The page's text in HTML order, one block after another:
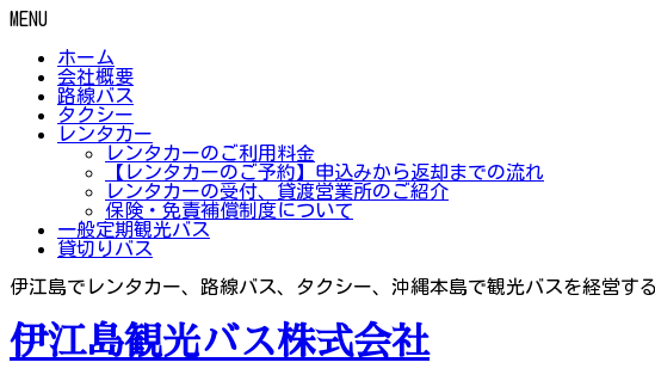
MENU
ホーム
会社概要
路線バス
タクシー
レンタカー
レンタカーのご利用料金
【レンタカーのご予約】申込みから返却までの流れ
レンタカーの受付、貸渡営業所のご紹介
保険・免責補償制度について
一般定期観光バス
貸切りバス
伊江島でレンタカー、路線バス、タクシー、沖縄本島で観光バスを経営す
伊江島観光バス株式会社